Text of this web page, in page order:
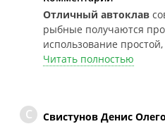
Отличный автоклав
рыбные получаются
использование
Взял сразу с блоком
Читать полностью
С Свистунов Денис